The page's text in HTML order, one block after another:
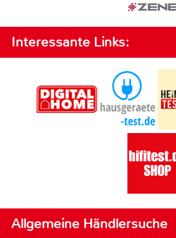
Interessante Links:
Allgemeine Händlersuche